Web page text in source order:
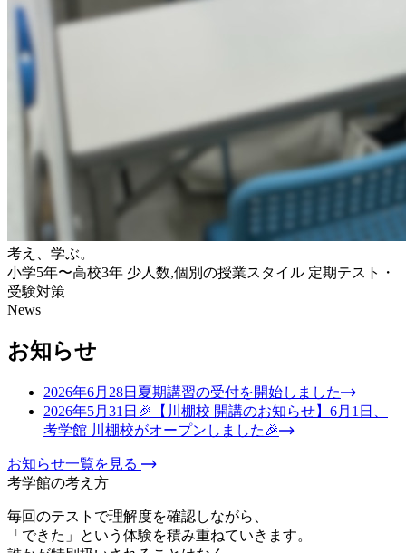
考え、学ぶ。
小学5年〜高校3年 少人数,個別の授業スタイル 定期テスト・
受験対策
News
お知らせ
2026年6月28日 夏期講習の受付を開始しました
2026年5月31日 🎉【川棚校 開講のお知らせ】6月1日、
考学館 川棚校がオープンしました🎉
お知らせ一覧を見る
考学館の考え方
毎回のテストで理解度を確認しながら、
「できた」という体験を積み重ねていきます。